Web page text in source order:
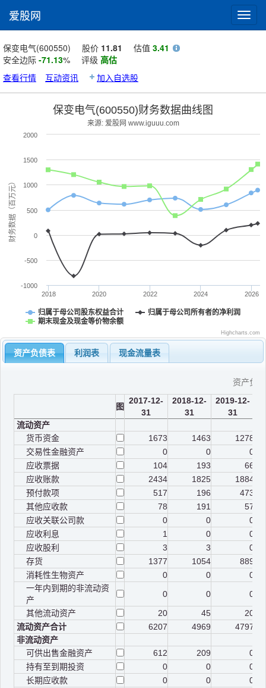
爱股网
保变电气(600550) 股价 11.81 估值 3.41
安全边际 -71.13% 评级 高估
查看行情
互动资讯 加入自选股
财务数据（百万元）
保变电气(600550)财务数据曲线图
来源: 爱股网 www.iguuu.com
归属于母公司股东权益合计
归属于母公司所有者的净利润
期末现金及现金等价物余额
2018 2020 2022 2024 2026
-1000
-500
0
500
1000
1500
2000
Highcharts.com
资产负债表 利润表 现金流量表
资产负
图
2017-12-
31
2018-12-
31
2019-12-
31
流动资产
货币资金
1673 1463
1278
交易性金融资产
0 0
0
应收票据
104 193
66
应收账款
2434 1825
1884
预付款项
517 196
473
其他应收款
78 191
57
应收关联公司款
0 0
0
应收利息
1 0
0
应收股利
3 3
0
存货
1377 1054
889
消耗性生物资产
0 0
0
一年内到期的非流动资
产
0 0
0
其他流动资产
20 45
20
流动资产合计
6207 4969
4797
非流动资产
可供出售金融资产
612 209
0
持有至到期投资
0 0
0
长期应收款
0 0
0